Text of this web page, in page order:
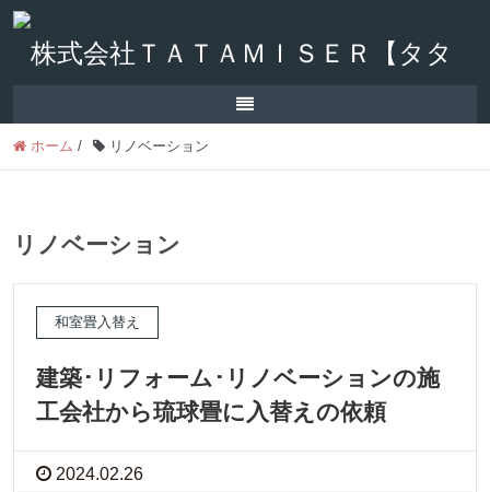
ホーム / リノベーション
リノベーション
和室畳入替え
建築･リフォーム･リノベーションの施
工会社から琉球畳に入替えの依頼
2024.02.26